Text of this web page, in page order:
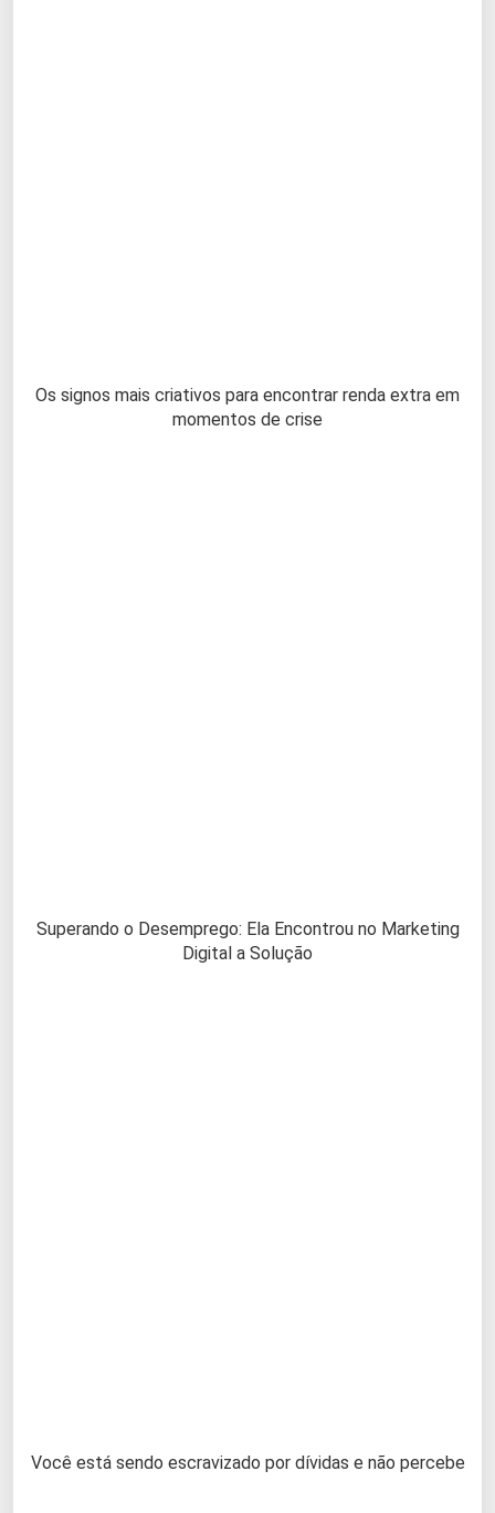
Os signos mais criativos para encontrar renda extra em
momentos de crise
Superando o Desemprego: Ela Encontrou no Marketing
Digital a Solução
Você está sendo escravizado por dívidas e não percebe